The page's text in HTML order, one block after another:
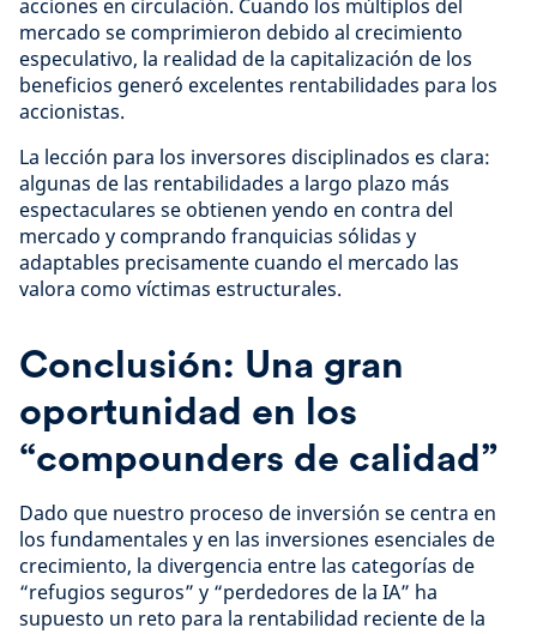
acciones en circulación. Cuando los múltiplos del
mercado se comprimieron debido al crecimiento
especulativo, la realidad de la capitalización de los
beneficios generó excelentes rentabilidades para los
accionistas.
La lección para los inversores disciplinados es clara:
algunas de las rentabilidades a largo plazo más
espectaculares se obtienen yendo en contra del
mercado y comprando franquicias sólidas y
adaptables precisamente cuando el mercado las
valora como víctimas estructurales.
Conclusión: Una gran
oportunidad en los
“compounders de calidad”
Dado que nuestro proceso de inversión se centra en
los fundamentales y en las inversiones esenciales de
crecimiento, la divergencia entre las categorías de
“refugios seguros” y “perdedores de la IA” ha
supuesto un reto para la rentabilidad reciente de la